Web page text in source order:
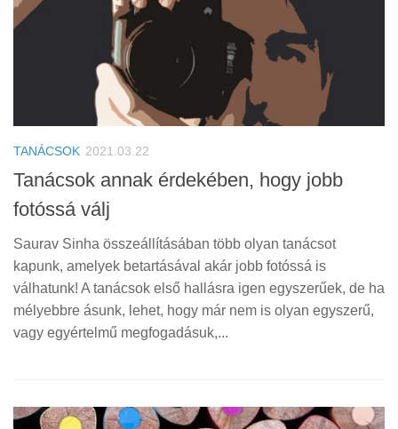
TANÁCSOK 2021.03.22
Tanácsok annak érdekében, hogy jobb
fotóssá válj
Saurav Sinha összeállításában több olyan tanácsot
kapunk, amelyek betartásával akár jobb fotóssá is
válhatunk! A tanácsok első hallásra igen egyszerűek, de ha
mélyebbre ásunk, lehet, hogy már nem is olyan egyszerű,
vagy egyértelmű megfogadásuk,...